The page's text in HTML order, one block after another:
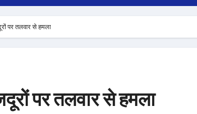
रुपए मंजूर किए
तक होगी
पर तलवार से हमला
पर तलवार से हमला